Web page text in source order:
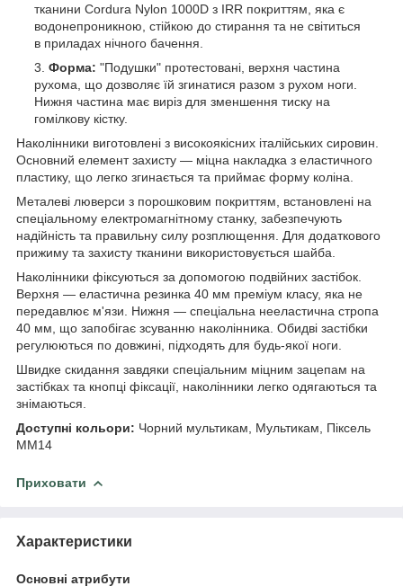
тканини Cordura Nylon 1000D з IRR покриттям, яка є
водонепроникною, стійкою до стирання та не світиться
в приладах нічного бачення.
Форма: "Подушки" протестовані, верхня частина
рухома, що дозволяє їй згинатися разом з рухом ноги.
Нижня частина має виріз для зменшення тиску на
гомілкову кістку.
Наколінники виготовлені з високоякісних італійських сировин.
Основний елемент захисту — міцна накладка з еластичного
пластику, що легко згинається та приймає форму коліна.
Металеві люверси з порошковим покриттям, встановлені на
спеціальному електромагнітному станку, забезпечують
надійність та правильну силу розплющення. Для додаткового
прижиму та захисту тканини використовується шайба.
Наколінники фіксуються за допомогою подвійних застібок.
Верхня — еластична резинка 40 мм преміум класу, яка не
передавлює м'язи. Нижня — спеціальна нееластична стропа
40 мм, що запобігає зсуванню наколінника. Обидві застібки
регулюються по довжині, підходять для будь-якої ноги.
Швидке скидання завдяки спеціальним міцним зацепам на
застібках та кнопці фіксації, наколінники легко одягаються та
знімаються.
Доступні кольори: Чорний мультикам, Мультикам, Піксель
ММ14
Приховати
Характеристики
Основні атрибути